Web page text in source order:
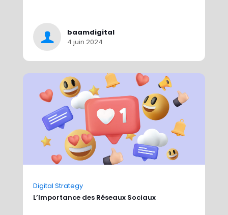
baamdigital
4 juin 2024
Digital Strategy
L’Importance des Réseaux Sociaux